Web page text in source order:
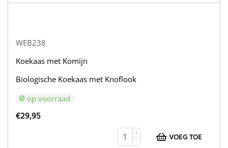
WEB238
Koekaas met Komijn
Biologische Koekaas met Knoflook
op voorraad
€29,95
+
−
VOEG TOE